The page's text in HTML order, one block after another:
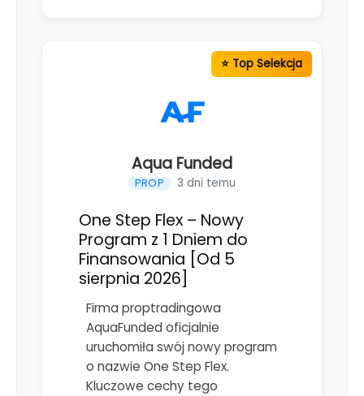
Aqua Funded
PROP 3 dni temu
One Step Flex – Nowy
Program z 1 Dniem do
Finansowania [Od 5
sierpnia 2026]
Firma proptradingowa
AquaFunded oficjalnie
uruchomiła swój nowy program
o nazwie One Step Flex.
Kluczowe cechy tego